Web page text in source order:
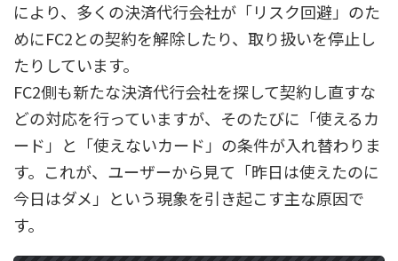
により、多くの決済代行会社が「リスク回避」のた
めにFC2との契約を解除したり、取り扱いを停止し
たりしています。
FC2側も新たな決済代行会社を探して契約し直すな
どの対応を行っていますが、そのたびに「使えるカ
ード」と「使えないカード」の条件が入れ替わりま
す。これが、ユーザーから見て「昨日は使えたのに
今日はダメ」という現象を引き起こす主な原因で
す。